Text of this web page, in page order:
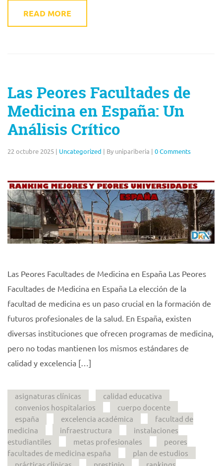
READ MORE
Las Peores Facultades de
Medicina en España: Un
Análisis Crítico
22 octubre 2025 | Uncategorized | By unipariberia | 0 Comments
Las Peores Facultades de Medicina en España Las Peores
Facultades de Medicina en España La elección de la
facultad de medicina es un paso crucial en la formación de
futuros profesionales de la salud. En España, existen
diversas instituciones que ofrecen programas de medicina,
pero no todas mantienen los mismos estándares de
calidad y excelencia […]
asignaturas clínicas
calidad educativa
convenios hospitalarios
cuerpo docente
españa
excelencia académica
facultad de
medicina
infraestructura
instalaciones
estudiantiles
metas profesionales
peores
facultades de medicina españa
plan de estudios
prácticas clínicas
prestigio rankings